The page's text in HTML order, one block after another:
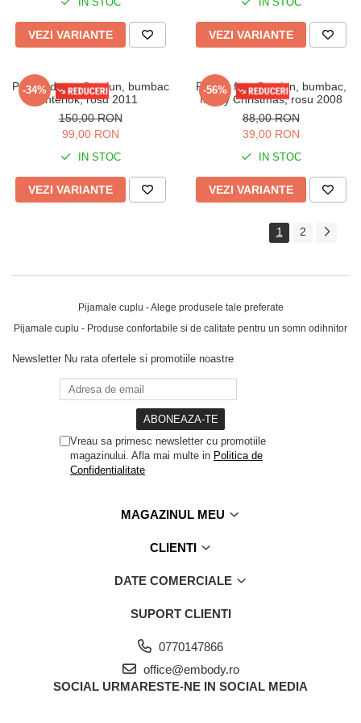
VEZI VARIANTE VEZI VARIANTE
-34%
Pijama dama Craciun, bumbac
interlok, rosu 2011
150,00 RON
99,00 RON
IN STOC
VEZI VARIANTE
-56%
Pijama fete Craciun, bumbac,
Merry Christmas, rosu 2008
88,00 RON
39,00 RON
IN STOC
VEZI VARIANTE
1 2
Pijamale cuplu - Alege produsele tale preferate
Pijamale cuplu - Produse confortabile si de calitate pentru un somn odihnitor
Newsletter Nu rata ofertele si promotiile noastre
Vreau sa primesc newsletter cu promotiile
magazinului. Afla mai multe in Politica de
Confidentialitate
MAGAZINUL MEU
CLIENTI
DATE COMERCIALE
SUPORT CLIENTI
0770147866
office@embody.ro
SOCIAL URMARESTE-NE IN SOCIAL MEDIA